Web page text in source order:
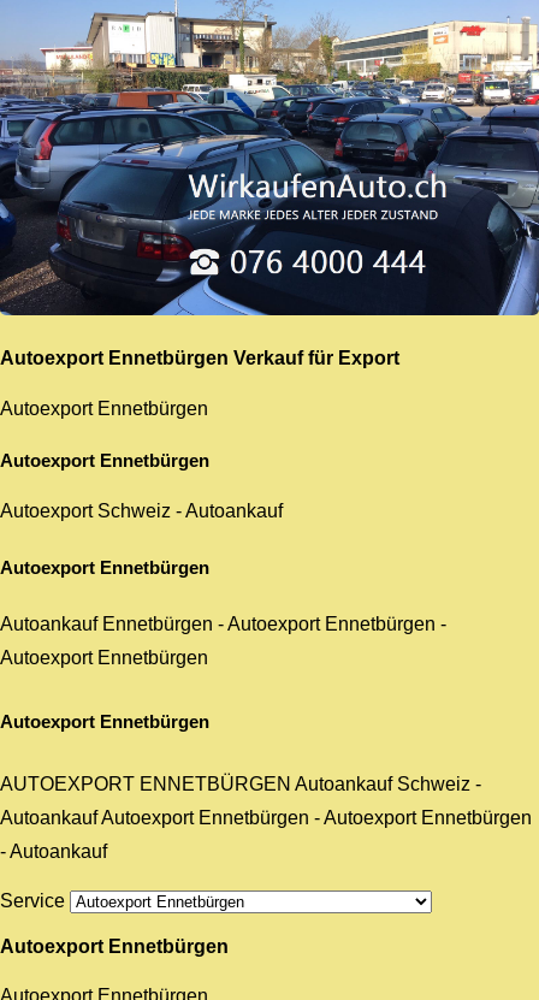
Autoexport Ennetbürgen Verkauf für Export
Autoexport Ennetbürgen
Autoexport Ennetbürgen
Autoexport Schweiz -Autoankauf
Autoexport Ennetbürgen
Autoankauf Ennetbürgen -Autoexport Ennetbürgen -
Autoexport Ennetbürgen
Autoexport Ennetbürgen
AUTOEXPORT ENNETBÜRGEN Autoankauf Schweiz -
AutoankaufAutoexport Ennetbürgen -Autoexport Ennetbürgen
-Autoankauf
Service
Autoexport Ennetbürgen
Autoexport Ennetbürgen